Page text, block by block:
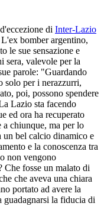
di Inter-Lazio
bomber argentino,
le sue sensazione e
sera, valevole per la
parole: "Guardando
solo per i nerazzurri,
poi, possono spendere
Lazio sta facendo
ed ora ha recuperato
chiunque, ma per lo
bel calcio dinamico e
e la conoscenza tra
non vengono
Che fosse un malato di
che aveva una chiara
portato ad avere la
guadagnarsi la fiducia di